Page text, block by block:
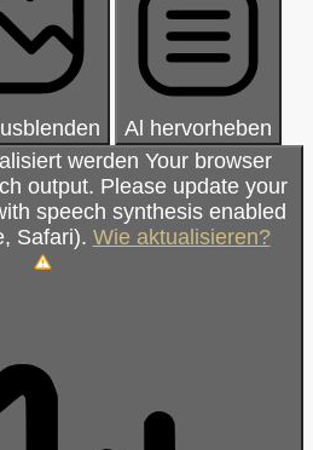
Al hervorheben
werden Your browser
output. Please update your
speech synthesis enabled
Safari). Wie aktualisieren?